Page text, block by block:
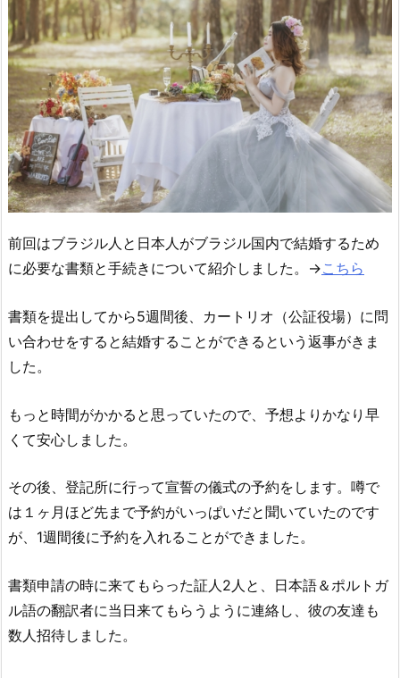
前回はブラジル人と日本人がブラジル国内で結婚するため
に必要な書類と手続きについて紹介しました。→こちら
書類を提出してから5週間後、カートリオ（公証役場）に問
い合わせをすると結婚することができるという返事がきま
した。
もっと時間がかかると思っていたので、予想よりかなり早
くて安心しました。
その後、登記所に行って宣誓の儀式の予約をします。噂で
は１ヶ月ほど先まで予約がいっぱいだと聞いていたのです
が、1週間後に予約を入れることができました。
書類申請の時に来てもらった証人2人と、日本語＆ポルトガ
ル語の翻訳者に当日来てもらうように連絡し、彼の友達も
数人招待しました。